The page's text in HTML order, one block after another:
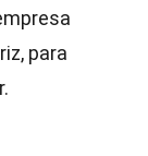
para